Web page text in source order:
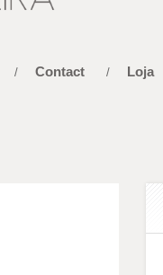
/ Contact / Loja